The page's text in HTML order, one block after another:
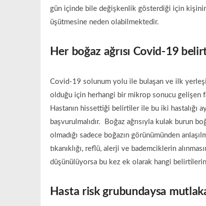
gün içinde bile değişkenlik gösterdiği için
üşütmesine neden olabilmektedir.
Her boğaz ağrısı Covid-19
Covid-19 solunum yolu ile bulaşan ve ilk
olduğu için herhangi bir mikrop sonucu gelişen
Hastanın hissettiği belirtiler ile bu iki hastalığı
başvurulmalıdır. Boğaz ağrısıyla kulak burun
olmadığı sadece boğazın görünümünden
tıkanıklığı, reflü, alerji ve bademciklerin
düşünülüyorsa bu kez ek olarak hangi belirtilerin
Hasta risk grubundaysa